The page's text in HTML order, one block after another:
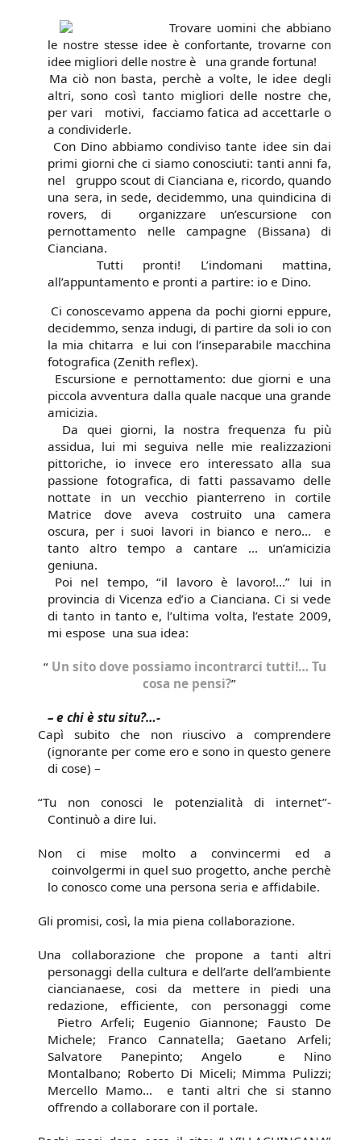
Trovare uomini che abbiano
le nostre stesse idee è confortante, trovarne con
idee migliori delle nostre è una grande fortuna!
Ma ciò non basta, perchè a volte, le idee degli
altri, sono così tanto migliori delle nostre che,
per vari motivi, facciamo fatica ad accettarle o
a condividerle.
Con Dino abbiamo condiviso tante idee sin dai
primi giorni che ci siamo conosciuti: tanti anni fa,
nel gruppo scout di Cianciana e, ricordo, quando
una sera, in sede, decidemmo, una quindicina di
rovers, di organizzare un’escursione con
pernottamento nelle campagne (Bissana) di
Cianciana.
Tutti pronti! L’indomani mattina,
all’appuntamento e pronti a partire: io e Dino.
Ci conoscevamo appena da pochi giorni eppure,
decidemmo, senza indugi, di partire da soli io con
la mia chitarra e lui con l’inseparabile macchina
fotografica (Zenith reflex).
Escursione e pernottamento: due giorni e una
piccolaavventura dalla quale nacque una grande
amicizia.
Da quei giorni, la nostra frequenza fu più
assidua, lui mi seguiva nelle mie realizzazioni
pittoriche, io invece ero interessato alla sua
passione fotografica, di fatti passavamo delle
nottate in un vecchio pianterreno in cortile
Matrice dove aveva costruito una camera
oscura, per i suoi lavori in bianco e nero…
e
tanto altro tempo a cantare … un’amicizia
geniuna.
Poi nel tempo, “il lavoro è lavoro!…” lui in
provincia di Vicenza ed’io a Cianciana. Ci si vede
di tanto in tanto e, l’ultima volta, l’estate 2009,
mi espose una sua idea:
“ Un sito dove possiamo incontrarci tutti!… Tu
cosa ne pensi?”
– e chi è stu situ?…-
Capì subito che non riuscivo a comprendere
(ignorante per come ero e sono in questo genere
di cose) –
“Tu non conosci le potenzialità di internet”-
Continuò a dire lui.
Non ci mise molto a convincermi ed a
coinvolgermi in quel suo progetto, anche perchè
lo conosco come una persona seria e affidabile.
Gli promisi, così, la mia piena collaborazione.
Una collaborazione che propone a tanti altri
personaggi della cultura e dell’arte dell’ambiente
ciancianaese, cosi da mettere in piedi una
redazione, efficiente, con personaggi come
Pietro Arfeli; Eugenio Giannone; Fausto De
Michele; Franco Cannatella; Gaetano Arfeli;
Salvatore Panepinto; Angelo
e Nino
Montalbano; Roberto Di Miceli; Mimma Pulizzi;
Mercello Mamo…
e tanti altri che si stanno
offrendo a collaborare con il portale.